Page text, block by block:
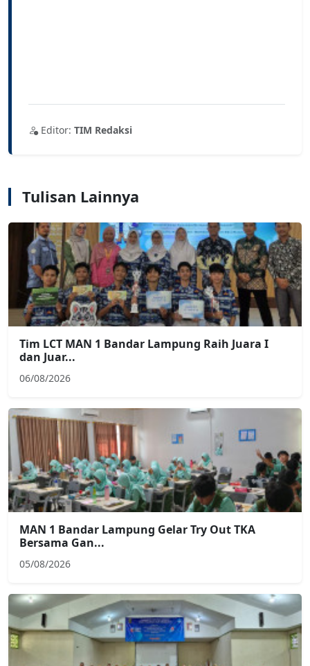
Editor: TIM Redaksi
Tulisan Lainnya
Tim LCT MAN 1 Bandar Lampung Raih Juara I
dan Juar...
06/08/2026
MAN 1 Bandar Lampung Gelar Try Out TKA
Bersama Gan...
05/08/2026